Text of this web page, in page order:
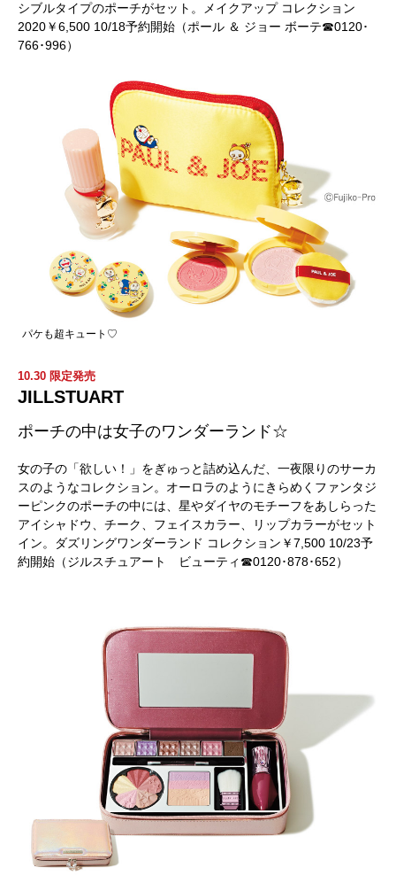
シブルタイプのポーチがセット。メイクアップ コレクション
2020￥6,500 10/18予約開始（ポール ＆ ジョー ボーテ☎0120･
766･996）
パケも超キュート♡
10.30 限定発売
JILLSTUART
ポーチの中は女子のワンダーランド☆
女の子の「欲しい！」をぎゅっと詰め込んだ、一夜限りのサーカ
スのようなコレクション。オーロラのようにきらめくファンタジ
ーピンクのポーチの中には、星やダイヤのモチーフをあしらった
アイシャドウ、チーク、フェイスカラー、リップカラーがセット
イン。ダズリングワンダーランド コレクション￥7,500 10/23予
約開始（ジルスチュアート ビューティ☎0120･878･652）